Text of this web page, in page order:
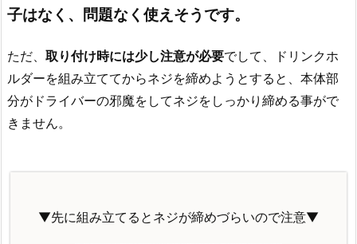
子はなく、問題なく使えそうです。
ただ、 取り付け時には少し注意が必要でして、ドリンクホ
ルダーを組み立ててからネジを締めようとすると、本体部
分がドライバーの邪魔をしてネジをしっかり締める事がで
きません。
▼先に組み立てるとネジが締めづらいので注意▼